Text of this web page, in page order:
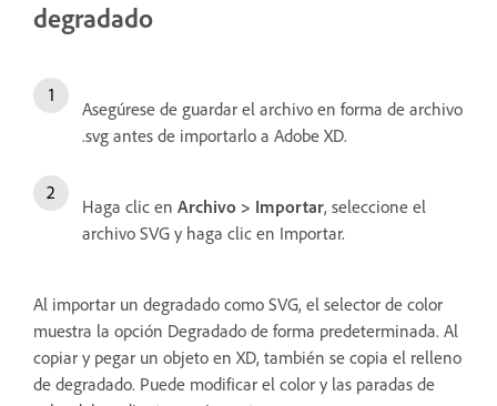
degradado
Asegúrese de guardar el archivo en forma de archivo
.svg antes de importarlo a Adobe XD.
Haga clic en Archivo > Importar, seleccione el
archivo SVG y haga clic en Importar.
Al importar un degradado como SVG, el selector de color
muestra la opción Degradado de forma predeterminada. Al
copiar y pegar un objeto en XD, también se copia el relleno
de degradado. Puede modificar el color y las paradas de